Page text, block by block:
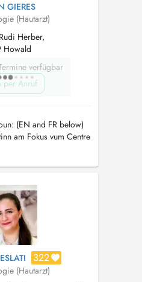
GIERES
(Hautarzt)
Herber,
Howald
verfügbar
per Anruf
(EN and FR below)
am Fokus vum Centre
Den Dr Gieres
engem Joerzéngt als
an der Schwäiz
an tra...
322
(Hautarzt)